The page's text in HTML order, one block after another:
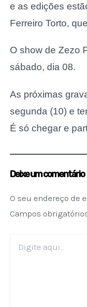
e as edições
Ferreiro Torto,
O show de Zezo
sábado, dia 08.
As próximas
segunda (10) e
É só chegar e
Deixe um comentário
O seu endereço de
Campos
aqui...